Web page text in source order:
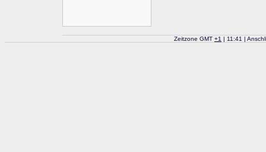
Zeitzone GMT +1 | 11:41 |